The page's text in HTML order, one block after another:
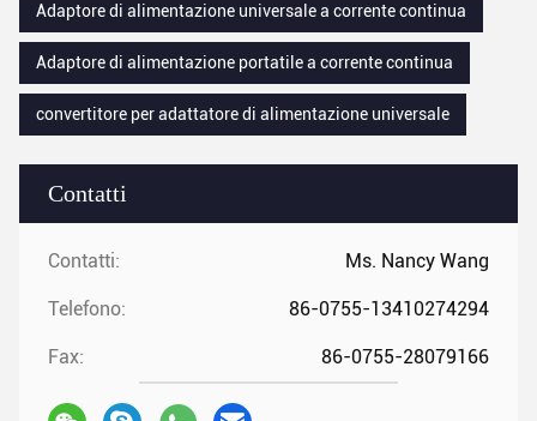
Contatti
Contatti: Ms. Nancy Wang
Telefono: 86-0755-13410274294
Fax: 86-0755-28079166
Adaptore di alimentazione universale a corrente continua
Adaptore di alimentazione portatile a corrente continua
convertitore per adattatore di alimentazione universale